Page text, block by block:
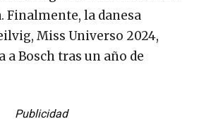
la danesa
Miss Universo 2024,
a Bosch tras un año de
Publicidad